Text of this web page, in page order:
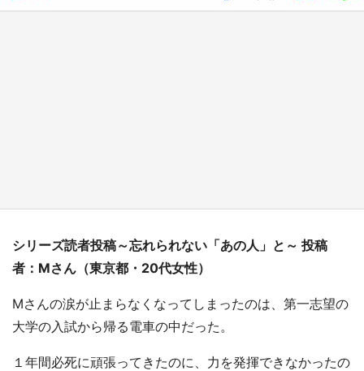
む 六本木ヒルズ展望台でコラボ、本邦初公開
シリーズ読者投稿～忘れられない「あの人」と～ 投稿
者：Mさん（東京都・20代女性）
Mさんの涙が止まらなくなってしまったのは、第一志望の
大学の入試から帰る電車の中だった。
１年間必死に頑張ってきたのに、力を発揮できなかったの